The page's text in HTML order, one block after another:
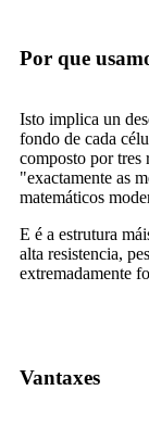
Por que
Isto implica un
fondo de cada
composto por tres
"exactamente as
matemáticos
E é a estrutura
alta resistencia,
extremadamente
Vantaxes